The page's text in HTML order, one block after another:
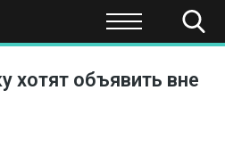
ЭКОНОМИКА НАУКА И
хотят объявить вне